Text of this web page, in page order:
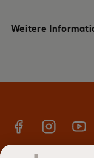
Weitere
Kennenlern-